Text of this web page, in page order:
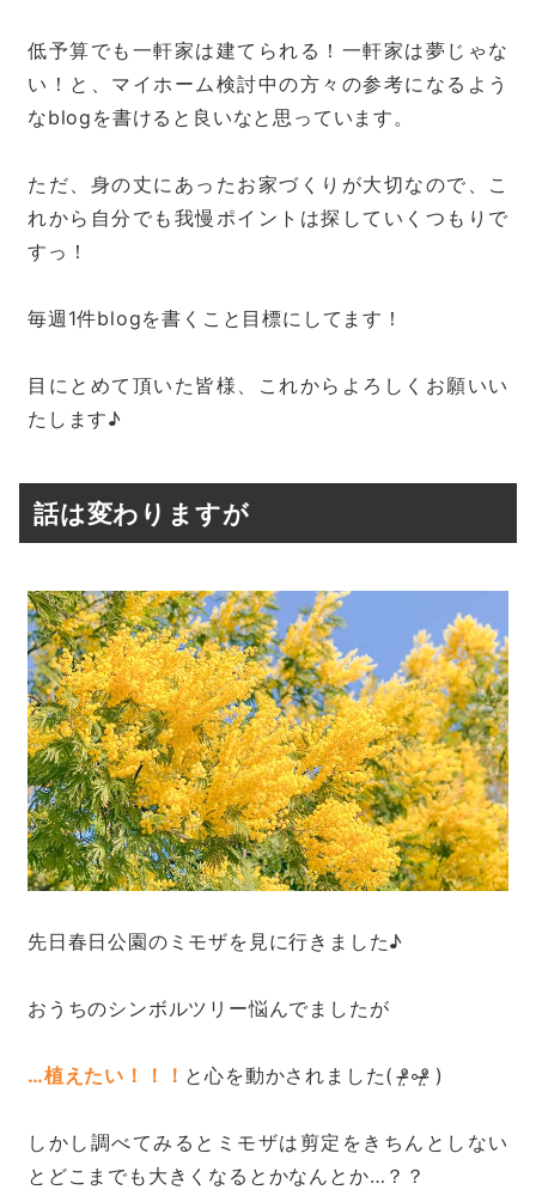
低予算でも一軒家は建てられる！一軒家は夢じゃな
い！と、マイホーム検討中の方々の参考になるよう
なblogを書けると良いなと思っています。
ただ、身の丈にあったお家づくりが大切なので、こ
れから自分でも我慢ポイントは探していくつもりで
すっ！
毎週1件blogを書くこと目標にしてます！
目にとめて頂いた皆様、これからよろしくお願いい
たします♪
話は変わりますが
先日春日公園のミモザを見に行きました♪
おうちのシンボルツリー悩んでましたが
…植えたい！！！ と心を動かされました( ᵒ̴̶̷̤◦ᵒ̴̶̷̤ )
しかし調べてみるとミモザは剪定をきちんとしない
とどこまでも大きくなるとかなんとか…？？